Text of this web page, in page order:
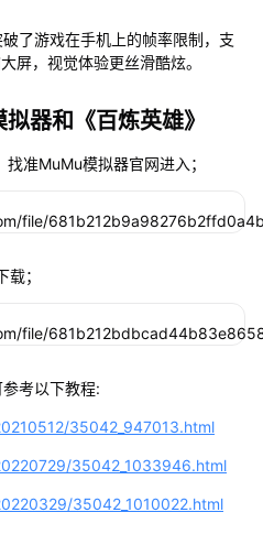
了游戏在手机上的帧率限制，支
屏，视觉体验更丝滑酷炫。
器和《百炼英雄》
准MuMu模拟器官网进入；
；
考以下教程:
35042_947013.html
35042_1033946.html
35042_1010022.html